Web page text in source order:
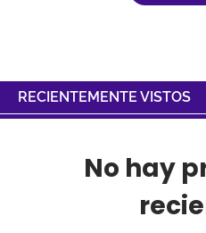
RECIENTEMENTE VISTOS
No hay